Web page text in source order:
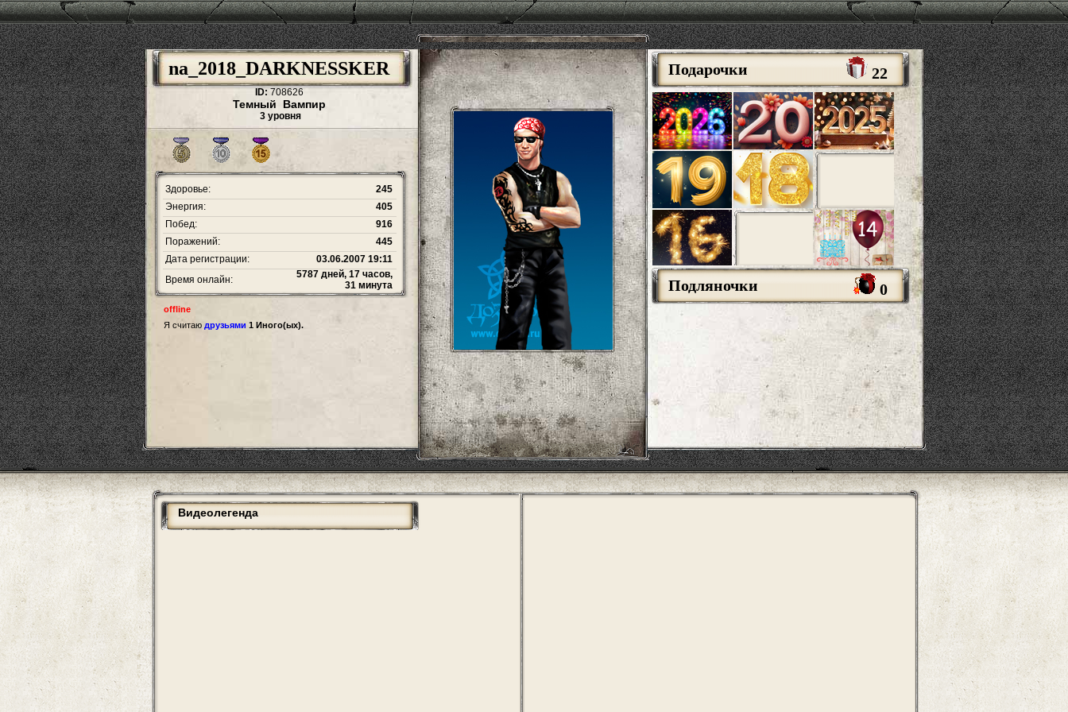
na_2018_DARKNESSKER
ID: 708626
Темный Вампир
3 уровня
Здоровье:
245
Энергия:
405
Побед:
916
Поражений:
445
Дата регистрации:
03.06.2007 19:11
Время онлайн:
5787 дней, 17 часов,
31 минута
offline
Я считаю друзьями 1 Иного(ых).
Подарочки 22
Подляночки 0
Видеолегенда